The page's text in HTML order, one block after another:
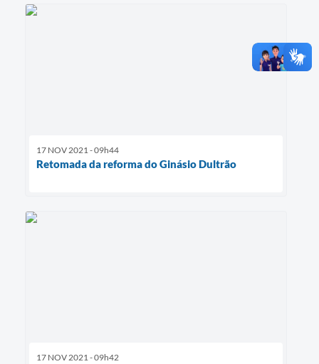
17 NOV 2021 - 09h44
Retomada da reforma do Ginásio Dultrão
17 NOV 2021 - 09h42